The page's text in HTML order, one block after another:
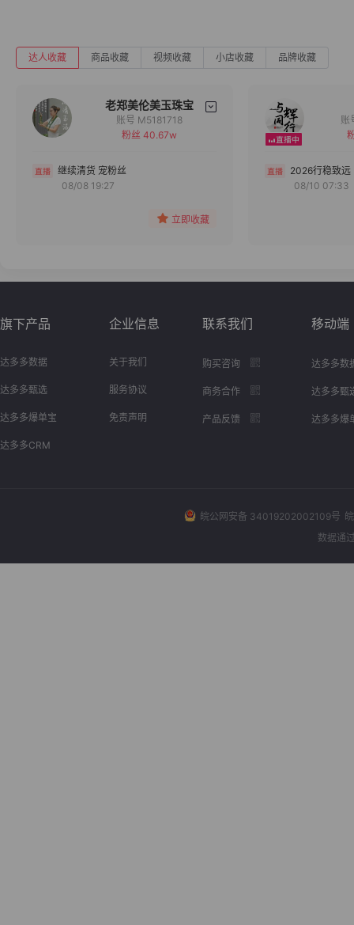
达人收藏 商品收藏 视频收藏 小店收藏 品牌收藏
老郑美伦美玉珠宝
备注
账号 M5181718
粉丝 40.67w
继续清货 宠粉丝
08/08 19:27
立即收藏
2026行稳致远
08/10 07:33
旗下产品
达多多数据
达多多甄选
达多多爆单宝
达多多CRM
企业信息
关于我们
服务协议
免责声明
联系我们
购买咨询
商务合作
产品反馈
移动端
达多多数
达多多甄
达多多爆
皖公网安备 34019202002109号
数据通